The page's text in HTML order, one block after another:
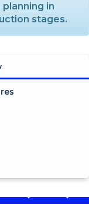
in
stages.